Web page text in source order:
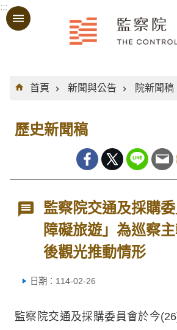
跳到主要內容區塊
:::
:::
首頁
新聞與公告 院新聞稿
歷史新聞稿
監察院交通及採購
障礙旅遊」為巡察
後觀光推動情形
日期：114-02-26
監察院交通及採購委員會於今